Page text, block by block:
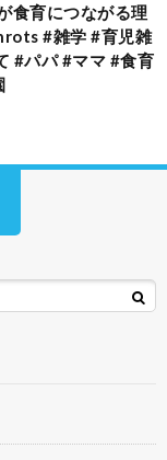
食育につながる理
#雑学 #育児雑
#パパ #ママ #食育